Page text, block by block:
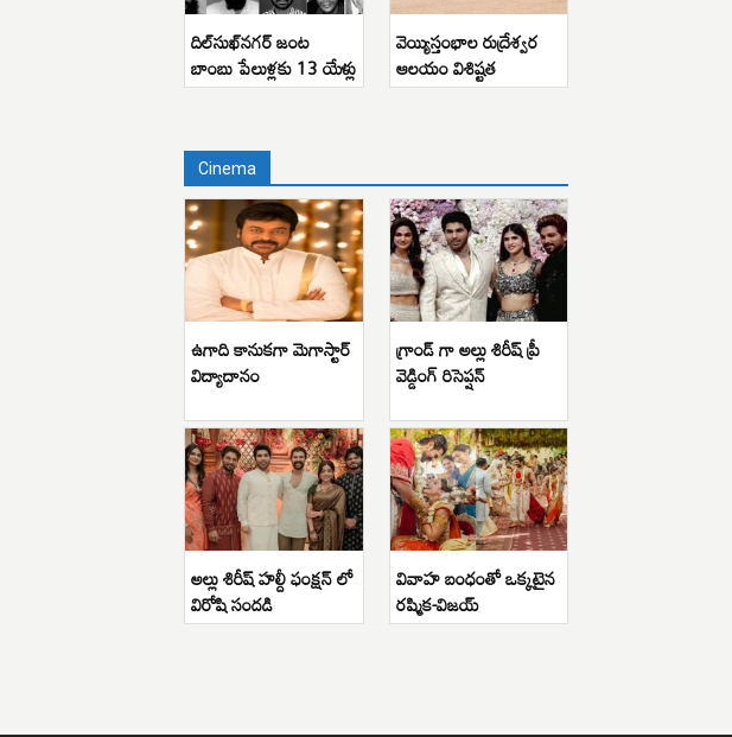
దిల్‌సుఖ్‌నగర్ జంట
బాంబు పేలుళ్లకు 13 యేళ్లు
వెయ్యిస్తంభాల రుద్రేశ్వర
ఆలయం విశిష్టత
Cinema
ఉగాది కానుకగా మెగాస్టార్
విద్యాదానం
గ్రాండ్ గా అల్లు శిరీష్ ప్రీ
వెడ్డింగ్ రిసెప్షన్
అల్లు శిరీష్ హల్దీ ఫంక్షన్ లో
విరోషి సందడి
వివాహ బంధంతో ఒక్కటైన
రష్మిక-విజయ్